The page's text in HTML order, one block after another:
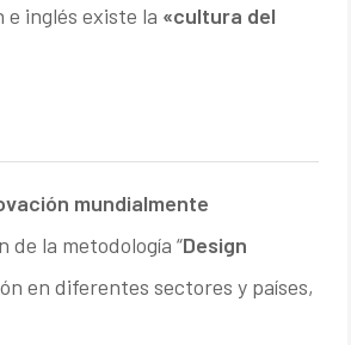
inglés existe la «cultura del
mundialmente
la metodología “Design
en diferentes sectores y países,